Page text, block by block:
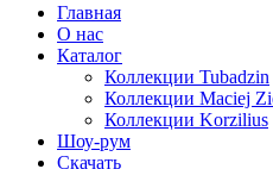
Главная
О нас
Каталог
Коллекции Tubadzin
Коллекции Maciej
Коллекции Korzilius
Шоу-рум
Скачать